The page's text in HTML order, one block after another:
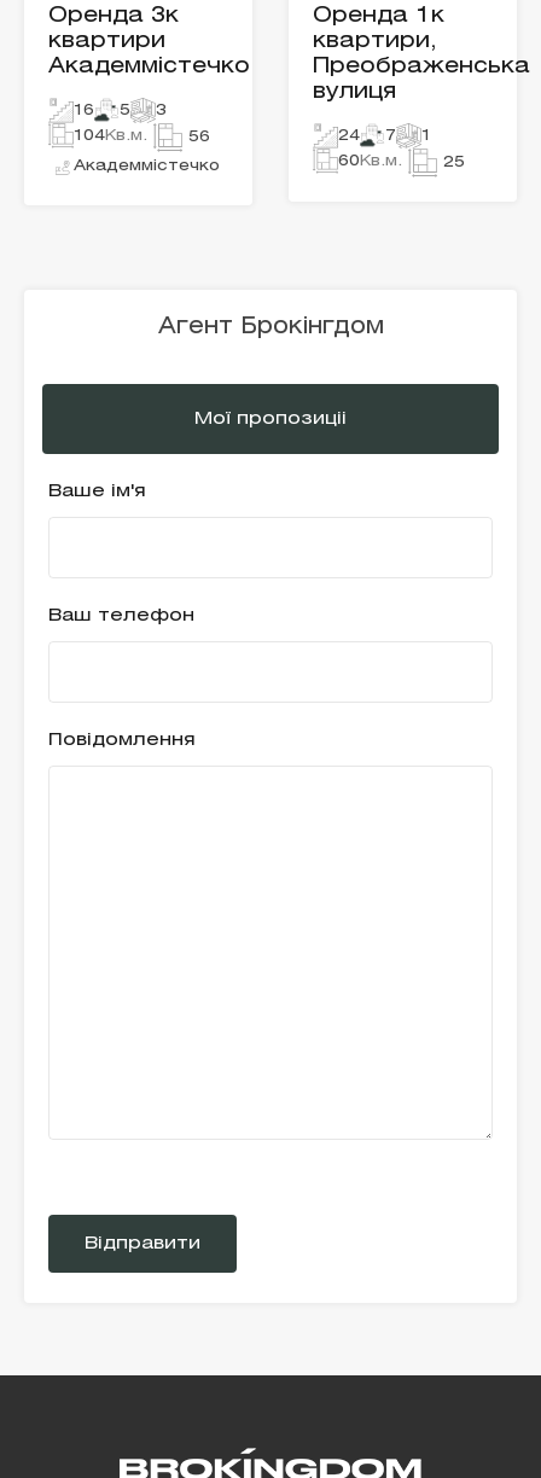
Оренда 3к
квартири
Академмістечко
16 5
3
104Кв.м. 56
Академмістечко
Оренда 1к
квартири,
Преображенська
вулиця
24 7
1
60 Кв.м. 25
Агент Брокінгдом
Мої пропозиціі
Ваше ім'я
Ваш телефон
Повідомлення
leave
field